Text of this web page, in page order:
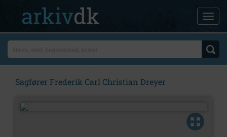
Sagfører Frederik Carl Christian Dreyer